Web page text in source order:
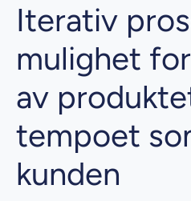
Iterativ
mulighet
av
tempoet
kunden